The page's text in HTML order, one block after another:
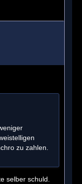
zu zahlen.
selber schuld.